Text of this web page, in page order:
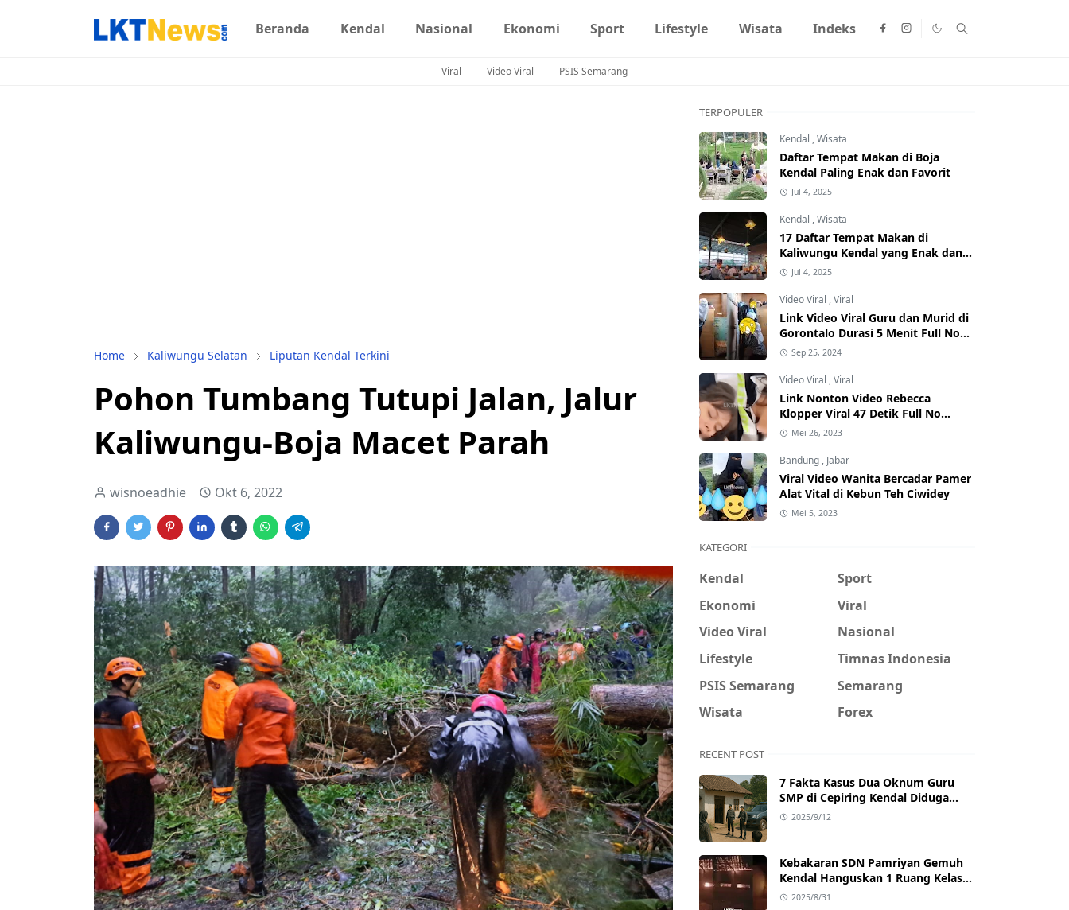
Beranda Kendal Nasional Ekonomi Sport Lifestyle Wisata Indeks
Viral Video Viral PSIS Semarang
Home Kaliwungu Selatan Liputan Kendal Terkini
Pohon Tumbang Tutupi Jalan, Jalur
Kaliwungu-Boja Macet Parah
wisnoeadhie Okt 6, 2022
TERPOPULER
Kendal ,Wisata
Daftar Tempat Makan di Boja
Kendal Paling Enak dan Favorit
Jul 4, 2025
Kendal ,Wisata
17 Daftar Tempat Makan di
Kaliwungu Kendal yang Enak dan
Populer
Jul 4, 2025
Video Viral ,Viral
Link Video Viral Guru dan Murid di
Gorontalo Durasi 5 Menit Full No
Sensor Bertebaran di Internet,
Hati-Hati Phising!
Sep 25, 2024
Video Viral ,Viral
Link Nonton Video Rebecca
Klopper Viral 47 Detik Full No
Sensor Bertebaran di Internet,
Mei 26, 2023
Bandung , Jabar
Viral Video Wanita Bercadar Pamer
Alat Vital di Kebun Teh Ciwidey
Mei 5, 2023
KATEGORI
Kendal
Sport
Ekonomi
Viral
Video Viral
Nasional
Lifestyle
Timnas Indonesia
PSIS Semarang
Semarang
Wisata
Forex
RECENT POST
7 Fakta Kasus Dua Oknum Guru
SMP di Cepiring Kendal Diduga
Berselingkuh: Kronologi,
2025/9/12
Kebakaran SDN Pamriyan Gemuh
Kendal Hanguskan 1 Ruang Kelas
dan Toilet
2025/8/31